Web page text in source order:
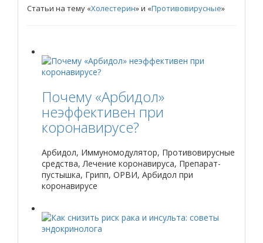
Статьи на тему «Холестерин» и «Противовирусные»
Почему «Арбидол»
неэффективен при
коронавирусе?
Арбидол, Иммуномодулятор, Противовирусные
средства, Лечение коронавируса, Препарат-
пустышка, Грипп, ОРВИ, Арбидол при
коронавирусе